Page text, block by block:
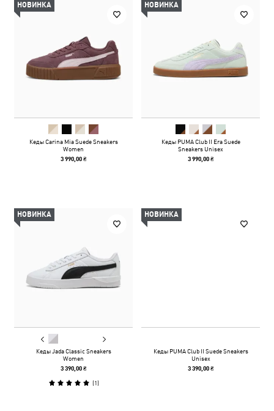
НОВИНКА
Кеды Carina Mia Suede Sneakers
Women
3 990,00 ₴
НОВИНКА
Кеды PUMA Club II Era Suede
Sneakers Unisex
3 990,00 ₴
НОВИНКА
Кеды Jada Classic Sneakers
Women
3 390,00 ₴
(1)
НОВИНКА
Кеды PUMA Club II Suede Sneakers
Unisex
3 390,00 ₴